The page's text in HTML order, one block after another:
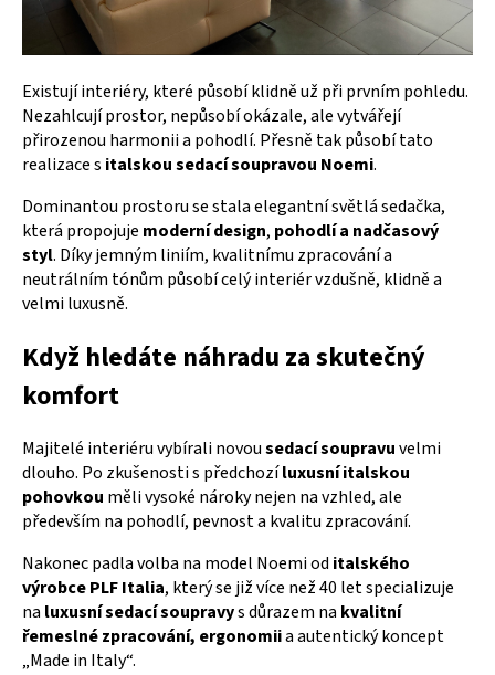
Existují interiéry, které působí klidně už při prvním pohledu.
Nezahlcují prostor, nepůsobí okázale, ale vytvářejí
přirozenou harmonii a pohodlí. Přesně tak působí tato
realizace s italskou sedací soupravou Noemi.
Dominantou prostoru se stala elegantní světlá sedačka,
která propojuje moderní design, pohodlí a nadčasový
styl. Díky jemným liniím, kvalitnímu zpracování a
neutrálním tónům působí celý interiér vzdušně, klidně a
velmi luxusně.
Když hledáte náhradu za skutečný
komfort
Majitelé interiéru vybírali novousedací soupravuvelmi
dlouho. Po zkušenosti s předchozíluxusní italskou
pohovkou měli vysoké nároky nejen na vzhled, ale
především na pohodlí, pevnost a kvalitu zpracování.
Nakonec padla volba na model Noemiod italského
výrobce PLF Italia, který se již více než 40 let specializuje
na luxusní sedací soupravys důrazem na kvalitní
řemeslné zpracování, ergonomiia autentický koncept
„Made in Italy“.